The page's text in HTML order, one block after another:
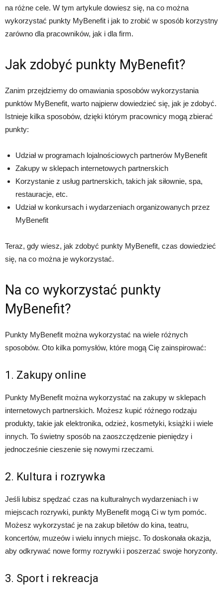
na różne cele. W tym artykule dowiesz się, na co można
wykorzystać punkty MyBenefit i jak to zrobić w sposób korzystny
zarówno dla pracowników, jak i dla firm.
Jak zdobyć punkty MyBenefit?
Zanim przejdziemy do omawiania sposobów wykorzystania
punktów MyBenefit, warto najpierw dowiedzieć się, jak je zdobyć.
Istnieje kilka sposobów, dzięki którym pracownicy mogą zbierać
punkty:
Udział w programach lojalnościowych partnerów MyBenefit
Zakupy w sklepach internetowych partnerskich
Korzystanie z usług partnerskich, takich jak siłownie, spa,
restauracje, etc.
Udział w konkursach i wydarzeniach organizowanych przez
MyBenefit
Teraz, gdy wiesz, jak zdobyć punkty MyBenefit, czas dowiedzieć
się, na co można je wykorzystać.
Na co wykorzystać punkty
MyBenefit?
Punkty MyBenefit można wykorzystać na wiele różnych
sposobów. Oto kilka pomysłów, które mogą Cię zainspirować:
1. Zakupy online
Punkty MyBenefit można wykorzystać na zakupy w sklepach
internetowych partnerskich. Możesz kupić różnego rodzaju
produkty, takie jak elektronika, odzież, kosmetyki, książki i wiele
innych. To świetny sposób na zaoszczędzenie pieniędzy i
jednocześnie cieszenie się nowymi rzeczami.
2. Kultura i rozrywka
Jeśli lubisz spędzać czas na kulturalnych wydarzeniach i w
miejscach rozrywki, punkty MyBenefit mogą Ci w tym pomóc.
Możesz wykorzystać je na zakup biletów do kina, teatru,
koncertów, muzeów i wielu innych miejsc. To doskonała okazja,
aby odkrywać nowe formy rozrywki i poszerzać swoje horyzonty.
3. Sport i rekreacja